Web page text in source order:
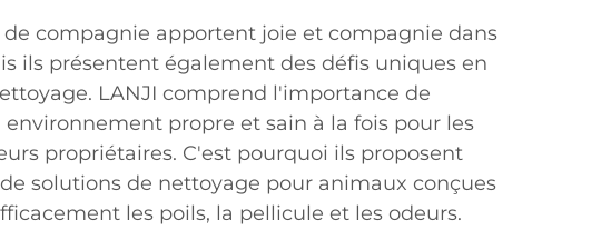
de compagnie apportent joie et compagnie dans
ils présentent également des défis uniques en
LANJI comprend l'importance de
propre et sain à la fois pour les
propriétaires. C'est pourquoi ils proposent
solutions de nettoyage pour animaux conçues
les poils, la pellicule et les odeurs.